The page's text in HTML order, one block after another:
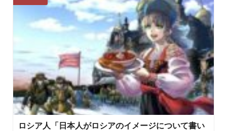
ロシア人「日本人がロシアのイメージについて書い